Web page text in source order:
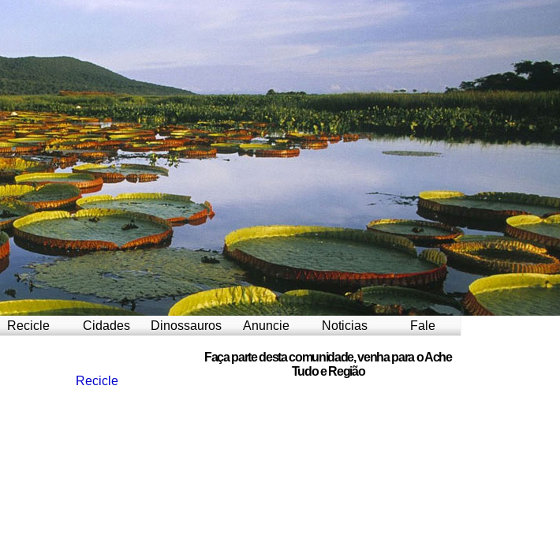
Recicle Cidades Dinossauros Anuncie Noticias Fale
Recicle
Faça parte desta comunidade, venha para o Ache
Tudo e Região